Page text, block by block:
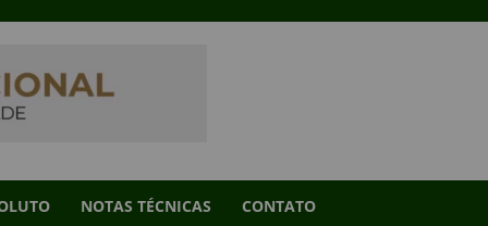
NOTAS TÉCNICAS CONTATO